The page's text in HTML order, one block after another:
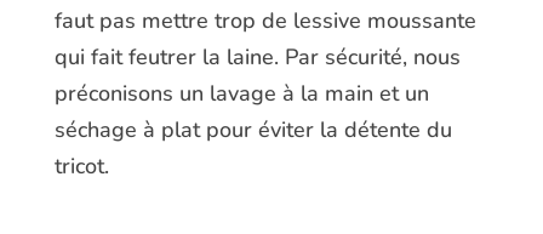
faut pas mettre trop de lessive moussante
qui fait feutrer la laine. Par sécurité, nous
préconisons un lavage à la main et un
séchage à plat pour éviter la détente du
tricot.